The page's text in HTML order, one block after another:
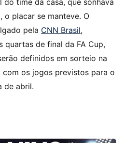
do time da casa, que sonhava
o placar se manteve. O
pela CNN Brasil,
quartas de final da FA Cup,
definidos em sorteio na
os jogos previstos para o
de abril.